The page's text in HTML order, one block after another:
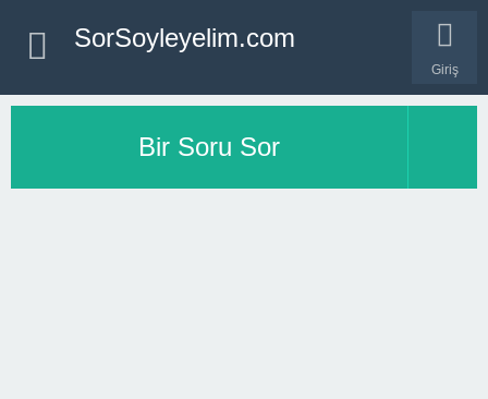
Giriş
SorSoyleyelim.com
Bir Soru Sor